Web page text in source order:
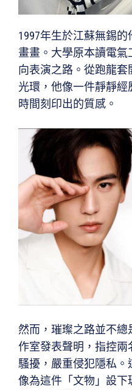
1997年生於江蘇無錫
畫畫。大學原本讀電
向表演之路。從跑龍
光環，他像一件靜靜
時間刻印出的質感。
然而，璀璨之路並不
作室發表聲明，指控
騷擾，嚴重侵犯隱私
像為這件「文物」設